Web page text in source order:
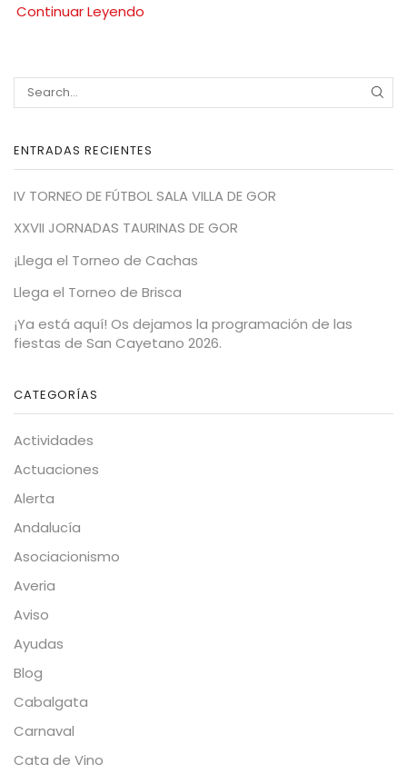
Continuar Leyendo
ENTRADAS RECIENTES
IV TORNEO DE FÚTBOL SALA VILLA DE GOR
XXVII JORNADAS TAURINAS DE GOR
¡Llega el Torneo de Cachas
Llega el Torneo de Brisca
¡Ya está aquí! Os dejamos la programación de las
fiestas de San Cayetano 2026.
CATEGORÍAS
Actividades
Actuaciones
Alerta
Andalucía
Asociacionismo
Averia
Aviso
Ayudas
Blog
Cabalgata
Carnaval
Cata de Vino